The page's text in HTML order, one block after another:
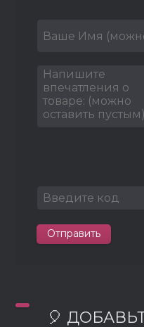
Отправить
🎈